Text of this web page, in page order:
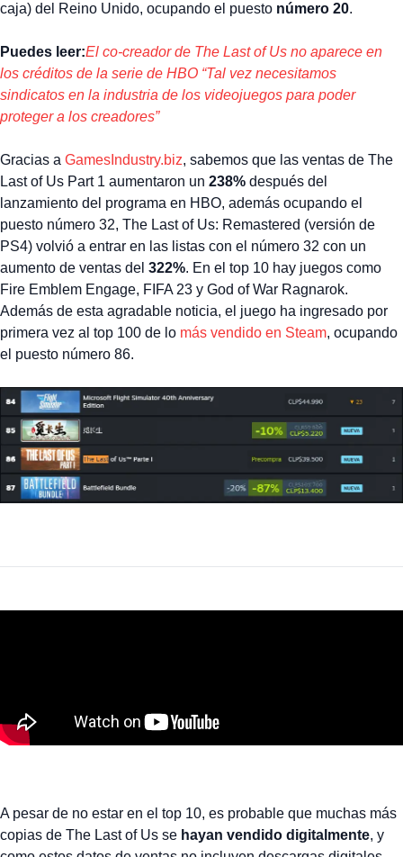
caja) del Reino Unido, ocupando el puesto número 20.
Puedes leer:El co-creador de The Last of Us no aparece en
los créditos de la serie de HBO “Tal vez necesitamos
sindicatos en la industria de los videojuegos para poder
proteger a los creadores”
Gracias a GamesIndustry.biz, sabemos que las ventas de The
Last of Us Part 1 aumentaron un 238% después del
lanzamiento del programa en HBO, además ocupando el
puesto número 32, The Last of Us: Remastered (versión de
PS4) volvió a entrar en las listas con el número 32 con un
aumento de ventas del 322%. En el top 10 hay juegos como
Fire Emblem Engage, FIFA 23 y God of War Ragnarok.
Además de esta agradable noticia, el juego ha ingresado por
primera vez al top 100 de lo más vendido en Steam, ocupando
el puesto número 86.
A pesar de no estar en el top 10, es probable que muchas más
copias de The Last of Us se hayan vendido digitalmente, y